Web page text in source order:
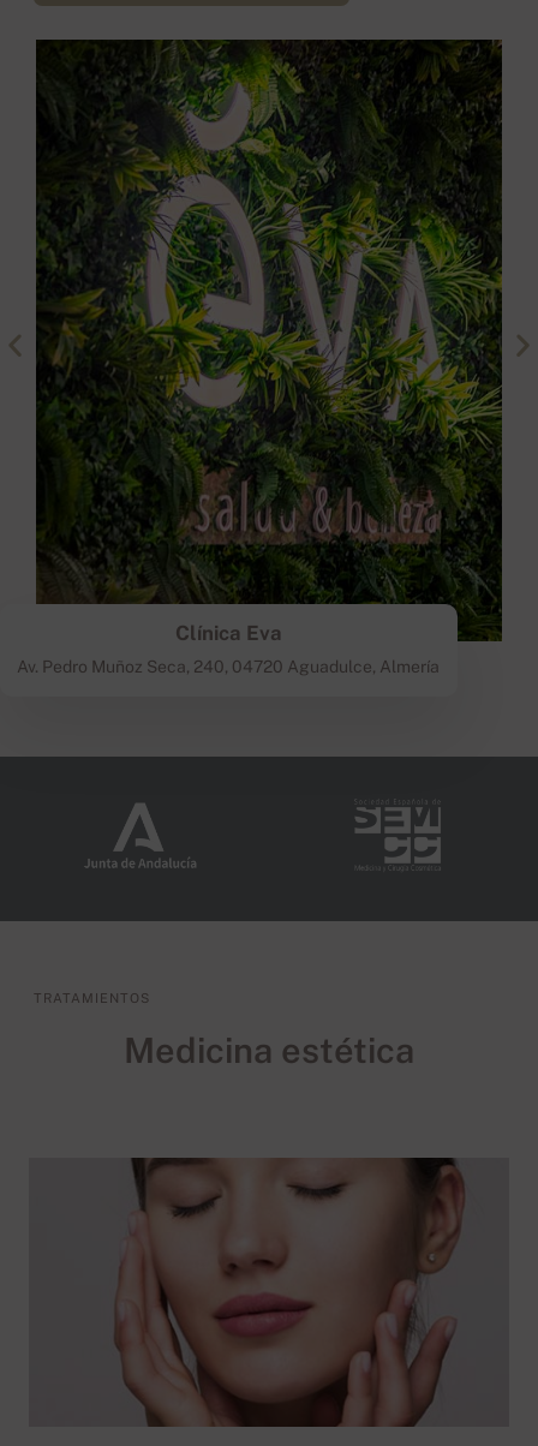
Clínica Eva
Av. Pedro Muñoz Seca, 240, 04720 Aguadulce, Almería
TRATAMIENTOS
Medicina estética